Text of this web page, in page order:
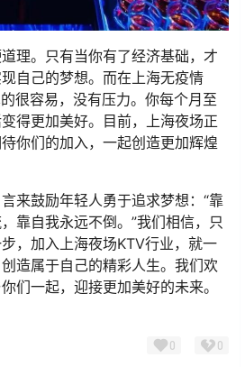
理。只有当你有了经济基础，才
自己的梦想。而在上海无疫情
很容易，没有压力。你每个月至
得更加美好。目前，上海夜场正
你们的加入，一起创造更加辉煌
来鼓励年轻人勇于追求梦想：“靠
靠自我永远不倒。”我们相信，只
，加入上海夜场KTV行业，就一
造属于自己的精彩人生。我们欢
们一起，迎接更加美好的未来。
0 0